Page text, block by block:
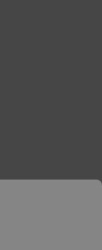
a Domicilio -